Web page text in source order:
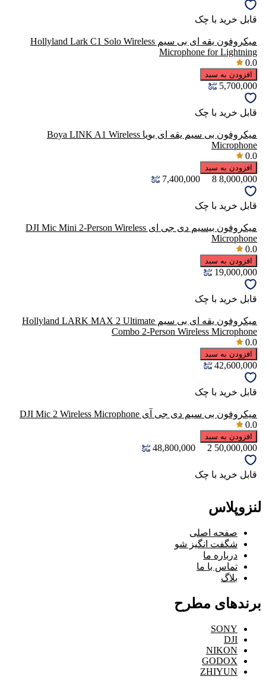
قابل خرید با چک
میکروفون یقه ای بی سیم Hollyland Lark C1 Solo Wireless
Microphone for Lightning
0.0
افزودن به سبد
5,700,000
قابل خرید با چک
میکروفون بی سیم یقه ای بویا Boya LINK A1 Wireless
Microphone
0.0
افزودن به سبد
8,000,000
8
7,400,000
قابل خرید با چک
میکروفون بیسیم دی جی ای DJI Mic Mini 2-Person Wireless
Microphone
0.0
افزودن به سبد
19,000,000
قابل خرید با چک
میکروفون یقه ای بی سیم Hollyland LARK MAX 2 Ultimate
Combo 2-Person Wireless Microphone
0.0
افزودن به سبد
42,600,000
قابل خرید با چک
میکروفون بی سیم دی جی آی DJI Mic 2 Wireless Microphone
0.0
افزودن به سبد
50,000,000
2
48,800,000
قابل خرید با چک
لنزوپلاس
صفحه اصلی
شگفت انگیز شو
درباره ما
تماس با ما
بلاگ
برندهای مطرح
SONY
DJI
NIKON
GODOX
ZHIYUN